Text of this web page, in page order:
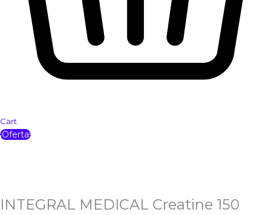
Cart
¡Oferta!
INTEGRAL MEDICAL Creatine 150